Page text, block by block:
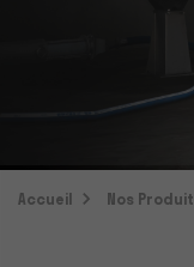
Accueil Nos